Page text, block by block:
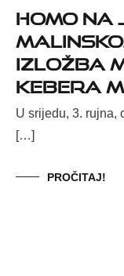
Homo
izložba
Kebera
U srijedu, 3. rujna,
[…]
PROČITAJ!